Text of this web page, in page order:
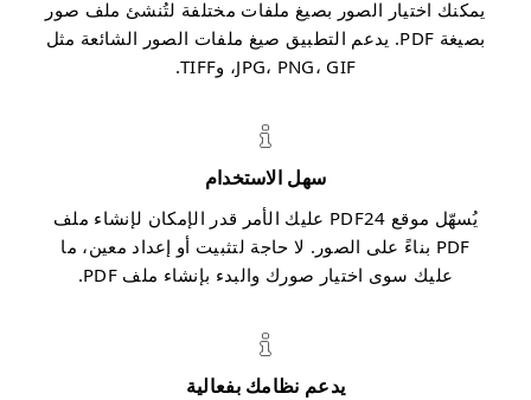
يمكنك اختيار الصور بصيغ ملفات مختلفة لتُنشئ ملف صور
بصيغة PDF. يدعم التطبيق صيغ ملفات الصور الشائعة مثل
JPG، PNG، GIF، وTIFF.
سهل الاستخدام
يُسهّل موقع PDF24 عليك الأمر قدر الإمكان لإنشاء ملف
PDF بناءً على الصور. لا حاجة لتثبيت أو إعداد معين، ما
عليك سوى اختيار صورك والبدء بإنشاء ملف PDF.
يدعم نظامك بفعالية